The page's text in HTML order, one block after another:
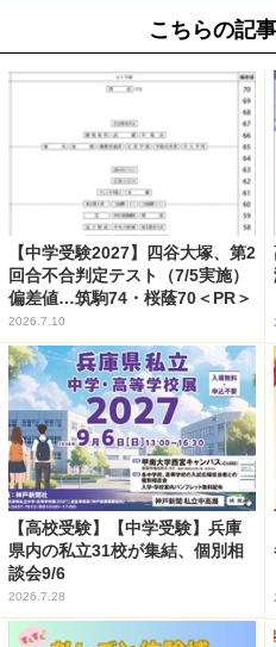
こちらの記
【中学受験2027】四谷大塚、第2
回合不合判定テスト（7/5実施）
偏差値…筑駒74・桜蔭70＜PR＞
2026.7.10
【高校受験】【中学受験】兵庫
県内の私立31校が集結、個別相
談会9/6
2026.7.28